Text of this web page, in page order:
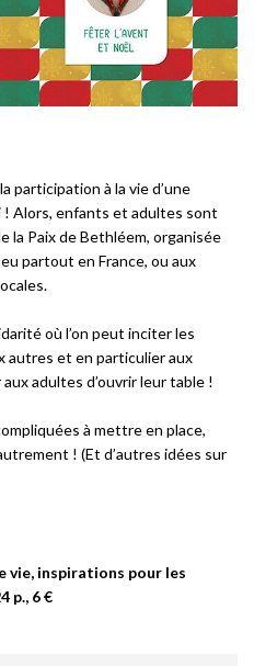
participation à la vie d’une
! Alors, enfants et adultes sont
la Paix de Bethléem, organisée
partout en France, ou aux
où l’on peut inciter les
autres et en particulier aux
adultes d’ouvrir leur table !
à mettre en place,
! (Et d’autres idées sur
vie, inspirations pour les
p., 6 €